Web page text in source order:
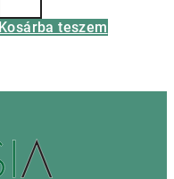
Kosárba teszem